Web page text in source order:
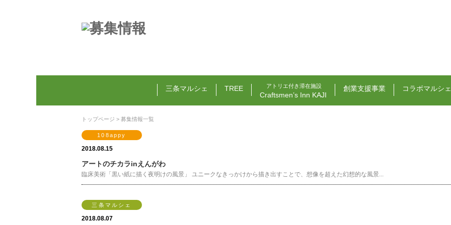
三条マルシェ TREE アトリエ付き滞在施設
Craftsmen’s Inn KAJI
創業支援事業 コラボマルシェ
トップページ > 募集情報一覧
108appy
2018.08.15
アートのチカラinえんがわ
臨床美術「黒い紙に描く夜明けの風景」 ユニークなきっかけから描き出すことで、想像を超えた幻想的な風景...
三条マルシェ
2018.08.07